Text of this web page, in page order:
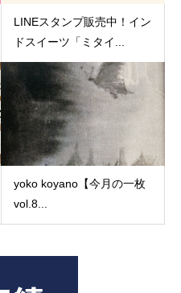
LINEスタンプ販売中！イン
ドスイーツ「ミタイ...
yoko koyano【今月の一枚
vol.8...